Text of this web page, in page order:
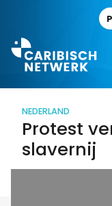
NEDERLAND
Protest
slavernij